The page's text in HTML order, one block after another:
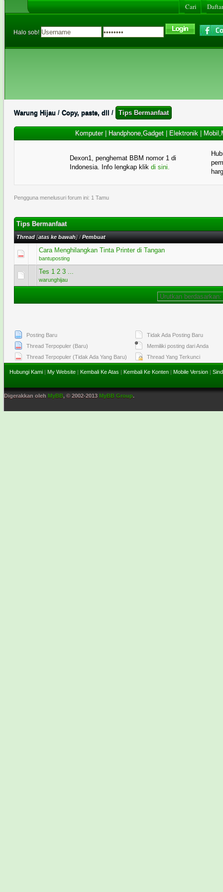
Cari
Halo sob!
Warung Hijau / Copy, paste, dll / Tips Bermanfaat
Komputer| Handphone,Gadget| Elektronik|
Dexon1, penghemat BBM nomor 1 di
Indonesia. Info lengkap klik di sini.
Pengguna menelusuri forum ini: 1 Tamu
Tips Bermanfaat
Thread [atas ke bawah] /Pembuat
Cara Menghilangkan Tinta Printer di Tangan
bantuposting
0 Voting - 0 dari 5 secara Rata-rata
1 2 34 5
Tes 1 2 3 ...
warunghijau
0 Voting - 0 dari 5 secara Rata-rata
Posting Baru
Thread Terpopuler (Baru)
Thread Terpopuler (Tidak Ada Yang Baru)
Tidak Ada Posting Baru
Memiliki posting dari Anda
Thread Yang Terkunci
Hubungi Kami | My Website | Kembali Ke Atas | Kembali Ke Konten | Mobile Version |
Digerakkan oleh MyBB, © 2002-2013 MyBB Group.